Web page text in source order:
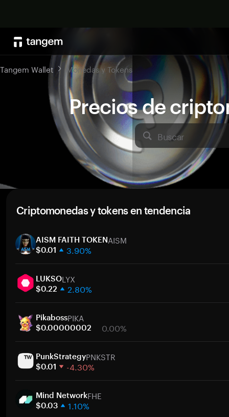
Precios de
Buscar
Tangem Wallet Monedas y Tokens
Criptomonedas y tokens en tendencia
AISM FAITH TOKENAISM
$0.01 3.90%
30 días
Capitalización de mercado
LUKSOLYX
$0.22 2.80%
30 días
Capitalización de mercado
PikabossPIKA
$0.00000002 0.00%
30 días
Capitalización de mercado
PunkStrategyPNKSTR
$0.01 -4.30%
30 días
Capitalización de mercado
Mind NetworkFHE
$0.03 1.10%